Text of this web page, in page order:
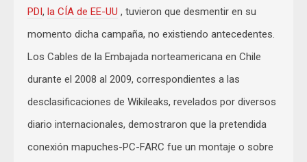
PDI, la CÍA de EE-UU , tuvieron que desmentir en su
momento dicha campaña, no existiendo antecedentes.
Los Cables de la Embajada norteamericana en Chile
durante el 2008 al 2009, correspondientes a las
desclasificaciones de Wikileaks, revelados por diversos
diario internacionales, demostraron que la pretendida
conexión mapuches-PC-FARC fue un montaje o sobre